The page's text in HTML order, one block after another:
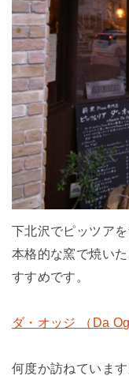
下北沢でピッツア
本格的な窯で焼い
すすめです。
ダ・オッジ （Da
何度か訪ねていま